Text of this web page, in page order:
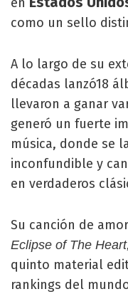
como un sello
A lo largo de su
décadas lanzó18
llevaron a ganar
generó un fuerte
música, donde se
inconfundible y
en verdaderos
Su canción de
Eclipse of The Heart,
quinto material
rankings del